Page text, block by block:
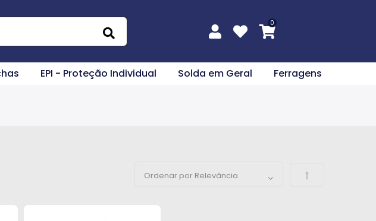
EPI - Proteção Individual Solda em Geral Ferragens
Definir Direção